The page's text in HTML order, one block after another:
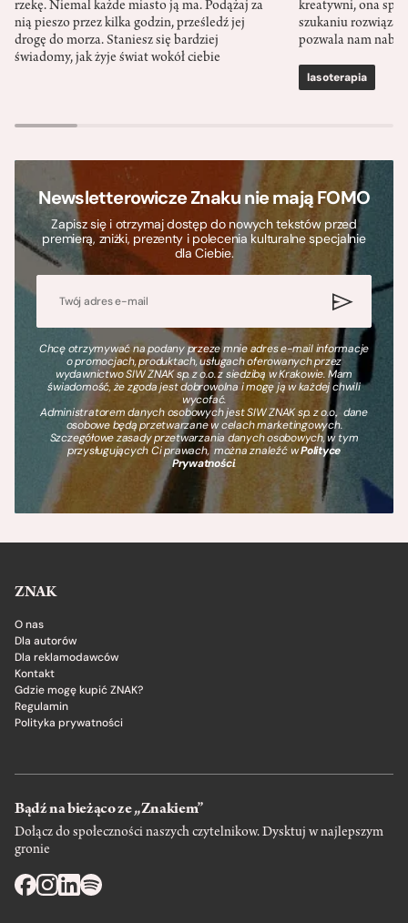
rzekę. Niemal każde miasto ją ma. Podążaj za
nią pieszo przez kilka godzin, prześledź jej
drogę do morza. Staniesz się bardziej
świadomy, jak żyje świat wokół ciebie
kreatywni, ona
szukaniu
pozwala nam
lasoterapia
Newsletterowicze Znaku nie mają FOMO
Zapisz się i otrzymaj dostęp do nowych tekstów przed
premierą, zniżki, prezenty i polecenia kulturalne specjalnie
dla Ciebie.
Chcę otrzymywać na podany przeze mnie adres e-mail informacje
o promocjach, produktach, usługach oferowanych przez
wydawnictwo SIW ZNAK sp. z o.o. z siedzibą w Krakowie. Mam
świadomość, że zgoda jest dobrowolna i mogę ją w każdej chwili
wycofać.
Administratorem danych osobowych jest SIW ZNAK sp. z o.o., dane
osobowe będą przetwarzane w celach marketingowych.
Szczegółowe zasady przetwarzania danych osobowych, w tym
przysługujących Ci prawach, można znaleźć wPolityce
Prywatności.
ZNAK
O nas
Dla autorów
Dla reklamodawców
Kontakt
Gdzie mogę kupić ZNAK?
Regulamin
Polityka prywatności
Bądź na bieżąco ze „Znakiem”
Dołącz do społeczności naszych czytelnikow. Dysktuj w najlepszym
gronie